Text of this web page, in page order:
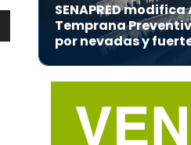
SENAPRED
Temprana
por nevadas y